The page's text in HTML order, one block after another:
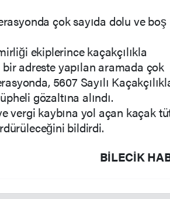
çok sayıda dolu ve boş
ekiplerince kaçakçılıkla
adreste yapılan aramada çok
5607 Sayılı
gözaltına alındı.
vergi kaybına yol açan kaçak
bildirdi.
BILECIK